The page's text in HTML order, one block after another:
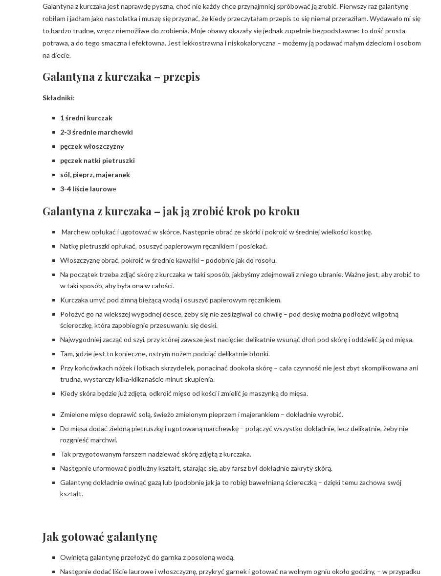
Galantyna z kurczaka jest naprawdę pyszna, choć nie każdy chce przynajmniej spróbować ją zrobić. Pierwszy raz galantynę
robiłam i jadłam jako nastolatka i muszę się przyznać, że kiedy przeczytałam przepis to się niemal przeraziłam. Wydawało mi się
to bardzo trudne, wręcz niemożliwe do zrobienia. Moje obawy okazały się jednak zupełnie bezpodstawne: to dość prosta
potrawa, a do tego smaczna i efektowna. Jest lekkostrawna i niskokaloryczna – możemy ją podawać małym dzieciom i osobom
na diecie.
Galantyna z kurczaka – przepis
Składniki:
1 średni kurczak
2-3 średnie marchewki
pęczek włoszczyzny
pęczek natki pietruszki
sól, pieprz, majeranek
3-4 liście laurowe
Galantyna z kurczaka – jak ją zrobić krok po kroku
Marchew opłukać i ugotować w skórce. Następnie obrać ze skórki i pokroić w średniej wielkości kostkę.
Natkę pietruszki opłukać, osuszyć papierowym ręcznikiem i posiekać.
Włoszczyznę obrać, pokroić w średnie kawałki – podobnie jak do rosołu.
Na początek trzeba zdjąć skórę z kurczaka w taki sposób, jakbyśmy zdejmowali z niego ubranie. Ważne jest, aby zrobić to
w taki sposób, aby była ona w całości.
Kurczaka umyć pod zimną bieżącą wodą i osuszyć papierowym ręcznikiem.
Położyć go na wiekszej wygodnej desce, żeby się nie ześlizgiwał co chwilę – pod deskę można podłożyć wilgotną
ściereczkę, która zapobiegnie przesuwaniu się deski.
Najwygodniej zacząć od szyi, przy której zawsze jest nacięcie: delikatnie wsunąć dłoń pod skórę i oddzielić ją od mięsa.
Tam, gdzie jest to konieczne, ostrym nożem podciąć delikatnie błonki.
Przy końcówkach nóżek i lotkach skrzydełek, ponacinać dookoła skórę – cała czynność nie jest zbyt skomplikowana ani
trudna, wystarczy kilka-kilkanaście minut skupienia.
Kiedy skóra będzie już zdjęta, odkroić mięso od kości i zmielić je maszynką do mięsa.
Zmielone mięso doprawić solą, świeżo zmielonym pieprzem i majerankiem – dokładnie wyrobić.
Do mięsa dodać zieloną pietruszkę i ugotowaną marchewkę – połączyć wszystko dokładnie, lecz delikatnie, żeby nie
rozgnieść marchwi.
Tak przygotowanym farszem nadziewać skórę zdjętą z kurczaka.
Następnie uformować podłużny kształt, starając się, aby farsz był dokładnie zakryty skórą.
Galantynę dokładnie owinąć gazą lub (podobnie jak ja to robię) bawełnianą ściereczką – dzięki temu zachowa swój
kształt.
Jak gotować galantynę
Owiniętą galantynę przełożyć do garnka z posoloną wodą.
Następnie dodać liście laurowe i włoszczyznę, przykryć garnek i gotować na wolnym ogniu około godziny, – w przypadku